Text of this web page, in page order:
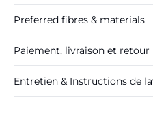
Preferred fibres & materials
Paiement, livraison et retour
Entretien & Instructions de